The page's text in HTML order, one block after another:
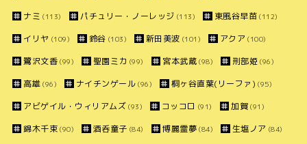
ナミ (113) パチュリー・ノーレッジ (113) 東風谷早苗 (112)
イリヤ (109) 鈴谷 (103) 新田美波 (101) アクア (100)
鷺沢文香 (99) 聖園ミカ (99) 宮本武蔵 (98) 刑部姫 (96)
高雄 (96) ナイチンゲール (96) 桐ヶ谷直葉(リーファ) (95)
アビゲイル・ウィリアムズ (93) コッコロ (91) 加賀 (91)
錦木千束 (90) 酒呑童子 (84) 博麗霊夢 (84) 生塩ノア (84)